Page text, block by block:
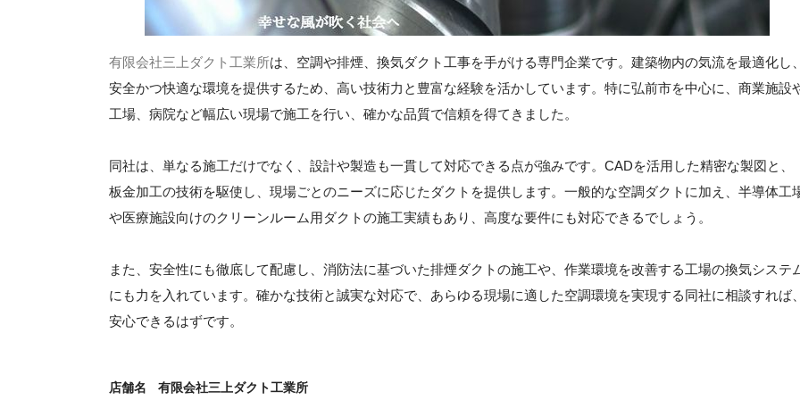
有限会社三上ダクト工業所は、空調や排煙、換気ダクト工事を手がける専門企業です。建築物内の気流を最適化し、
安全かつ快適な環境を提供するため、高い技術力と豊富な経験を活かしています。特に弘前市を中心に、商業施設
工場、病院など幅広い現場で施工を行い、確かな品質で信頼を得てきました。
同社は、単なる施工だけでなく、設計や製造も一貫して対応できる点が強みです。CADを活用した精密な製図と、
板金加工の技術を駆使し、現場ごとのニーズに応じたダクトを提供します。一般的な空調ダクトに加え、半導体工
や医療施設向けのクリーンルーム用ダクトの施工実績もあり、高度な要件にも対応できるでしょう。
また、安全性にも徹底して配慮し、消防法に基づいた排煙ダクトの施工や、作業環境を改善する工場の換気システ
にも力を入れています。確かな技術と誠実な対応で、あらゆる現場に適した空調環境を実現する同社に相談すれば、
安心できるはずです。
店舗名 有限会社三上ダクト工業所